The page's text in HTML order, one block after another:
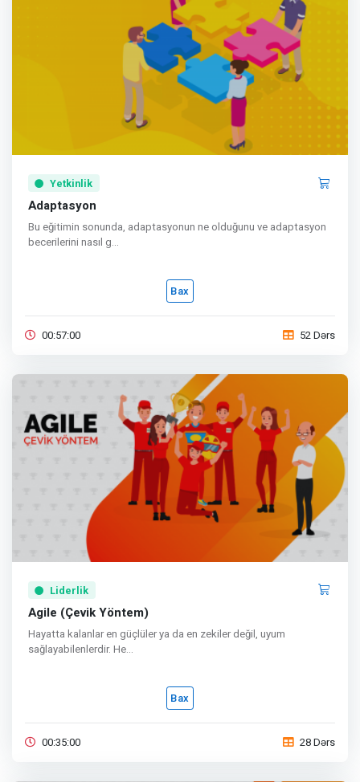
Yetkinlik
Adaptasyon
Bu eğitimin sonunda, adaptasyonun ne olduğunu ve adaptasyon
becerilerini nasıl g...
Bax
00:57:00 52 Dərs
Liderlik
Agile (Çevik Yöntem)
Hayatta kalanlar en güçlüler ya da en zekiler değil, uyum
sağlayabilenlerdir. He...
Bax
00:35:00 28 Dərs